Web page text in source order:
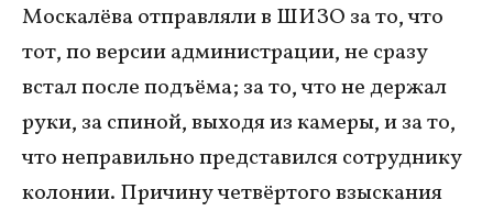
Москалёва отправляли в ШИЗО за то, что
тот, по версии администрации, не сразу
встал после подъёма; за то, что не держал
руки, за спиной, выходя из камеры, и за то,
что неправильно представился сотруднику
колонии. Причину четвёртого взыскания